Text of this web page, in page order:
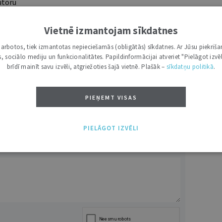
IESPĒJAS TAVAI IZVĒLEI: MAZAIS, VIDĒJAIS UN LIELAIS ABONEMENTS!
Vietnē izmantojam sīkdatnes
tiek izmantotas nepieciešamās (obligātās) sīkdatnes. Ar Jūsu
sociālo mediju un funkcionalitātes. Papildinformācijai atveriet "Pielāgot
brīdī mainīt savu izvēli, atgriežoties šajā vietnē. Plašāk – sīkdatņu politikā.
PIEŅEMT VISAS
PIELĀGOT IZVĒLI